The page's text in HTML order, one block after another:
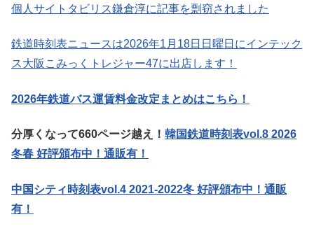
個人サイトタビリス鎌倉淳に記事を剽窃されました
鉄道時刻表ニュースは2026年1月18日日曜日にインテック
ス大阪こみっくトレジャー47に出店します！
2026年鉄道バス運賃料金改定まとめはこちら！
分厚くなって660ページ越え！ 韓国鉄道時刻表vol.8 2026
冬春 好評頒布中！通販有！
中国シティ時刻表vol.4 2021-2022冬 好評頒布中！通販
有！